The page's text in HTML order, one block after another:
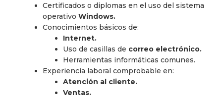
Certificados o diplomas en el uso del sistema
operativo Windows.
Conocimientos básicos de:
Internet.
Uso de casillas de correo electrónico.
Herramientas informáticas comunes.
Experiencia laboral comprobable en:
Atención al cliente.
Ventas.